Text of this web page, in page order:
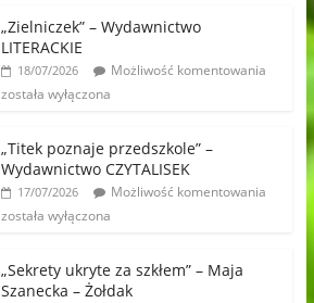
„Zielniczek” – Wydawnictwo
LITERACKIE
18/07/2026
Możliwość komentowania
została wyłączona
„Titek poznaje przedszkole” –
Wydawnictwo CZYTALISEK
17/07/2026
Możliwość komentowania
została wyłączona
„Sekrety ukryte za szkłem” – Maja
Szanecka – Żołdak